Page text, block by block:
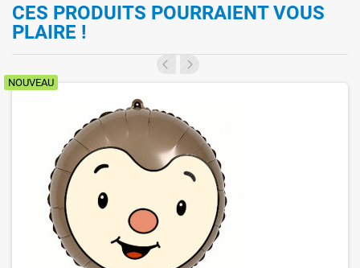
CES PRODUITS POURRAIENT VOUS
PLAIRE !
NOUVEAU